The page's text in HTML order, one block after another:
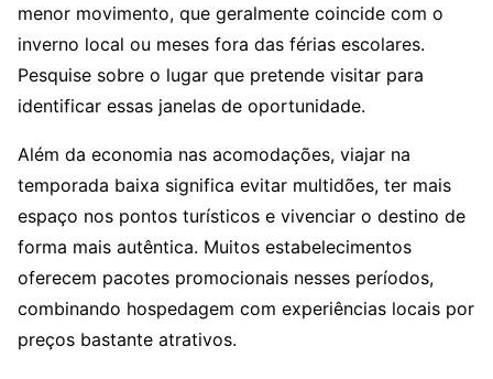
menor movimento, que geralmente coincide com o
inverno local ou meses fora das férias escolares.
Pesquise sobre o lugar que pretende visitar para
identificar essas janelas de oportunidade.
Além da economia nas acomodações, viajar na
temporada baixa significa evitar multidões, ter mais
espaço nos pontos turísticos e vivenciar o destino de
forma mais autêntica. Muitos estabelecimentos
oferecem pacotes promocionais nesses períodos,
combinando hospedagem com experiências locais por
preços bastante atrativos.